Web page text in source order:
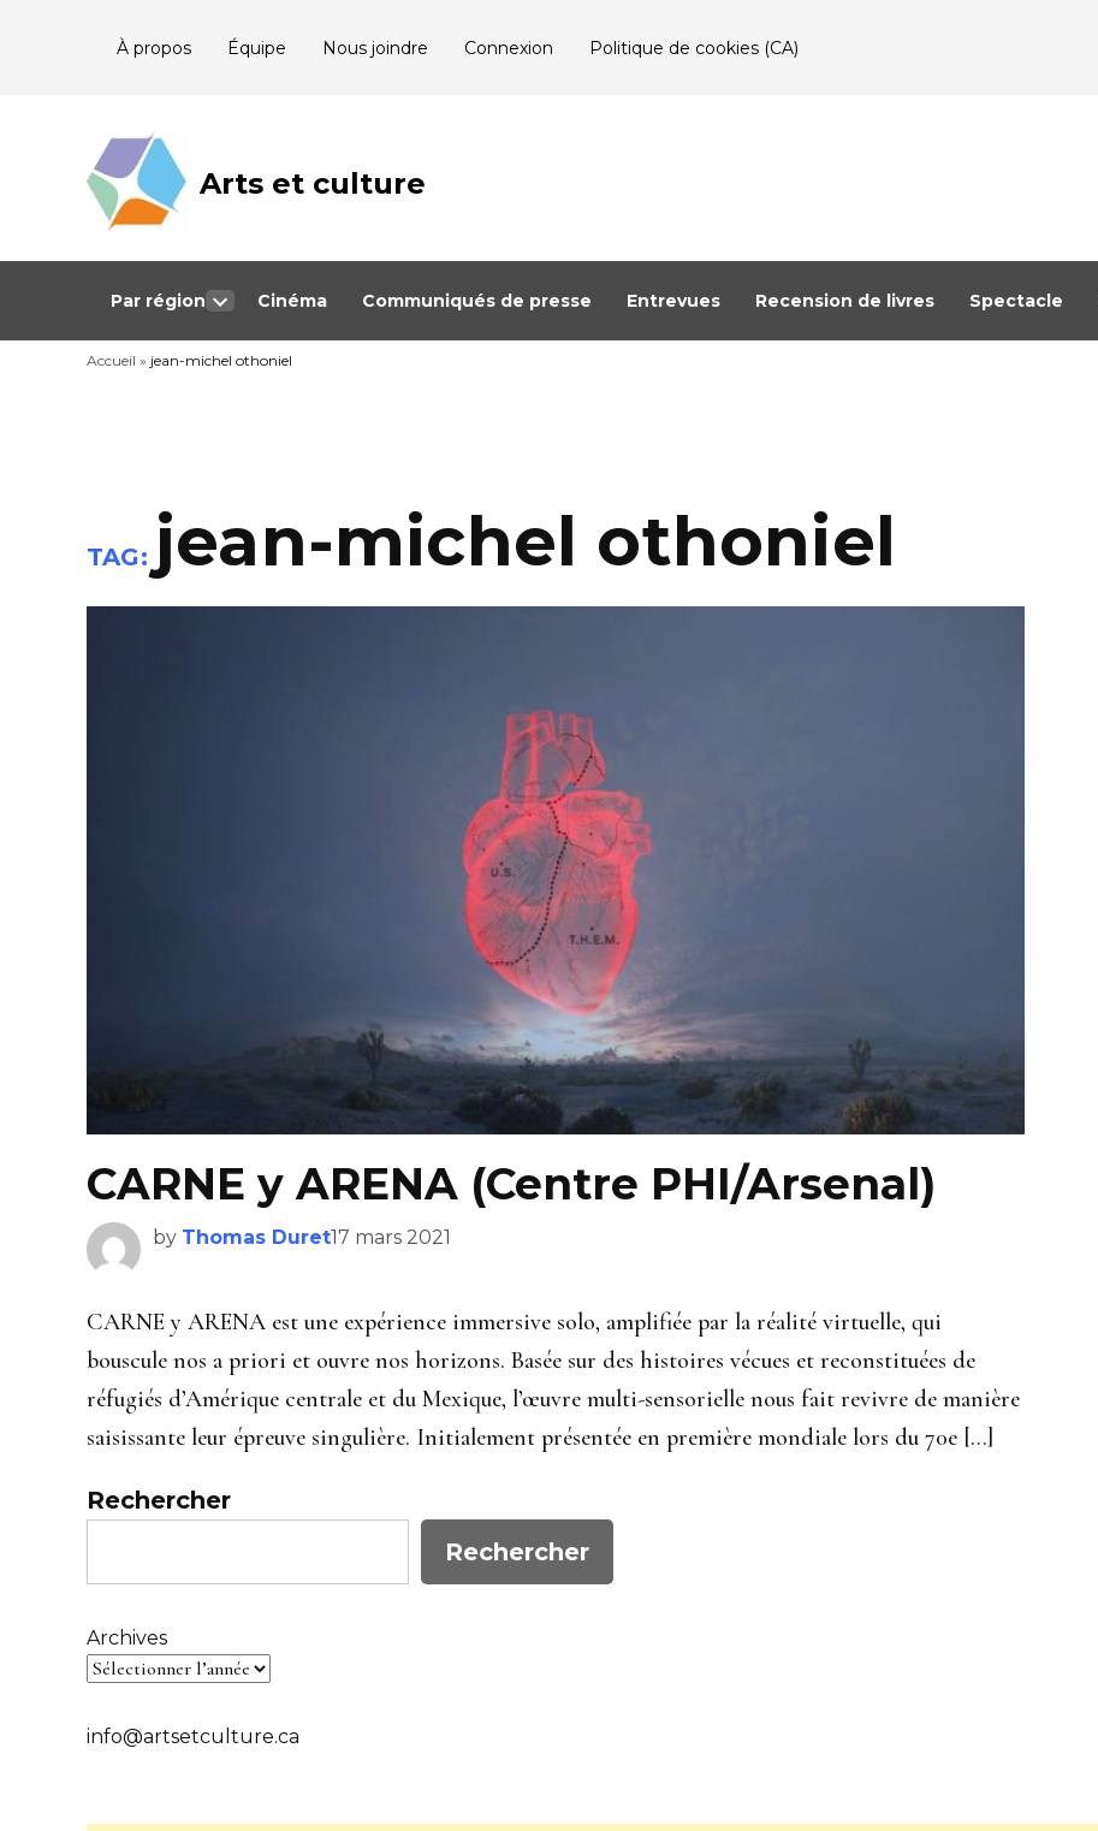
À propos Équipe Nous joindre Connexion Politique de cookies (CA)
Arts et culture
Journalisme
Québec
Par région
dropdown
menu
Cinéma Communiqués de presse Entrevues Recension de livres Spectacle
Accueil » jean-michel othoniel
TAG: jean-michel othoniel
CARNE y ARENA (Centre PHI/Arsenal)
by Thomas Duret17 mars 2021
CARNE y ARENA est une expérience immersive solo, amplifiée par la réalité virtuelle, qui
bouscule nos a priori et ouvre nos horizons. Basée sur des histoires vécues et reconstituées de
réfugiés d’Amérique centrale et du Mexique, l’œuvre multi-sensorielle nous fait revivre de manière
saisissante leur épreuve singulière. Initialement présentée en première mondiale lors du 70e […]
Rechercher
Rechercher
Archives
info@artsetculture.ca